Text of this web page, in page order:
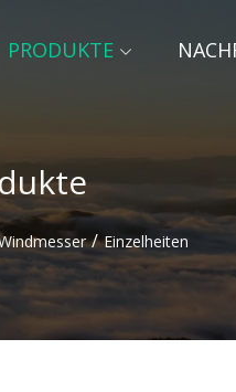
PRODUKTE
/ Einzelheiten